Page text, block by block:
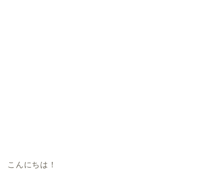
こんにちは！